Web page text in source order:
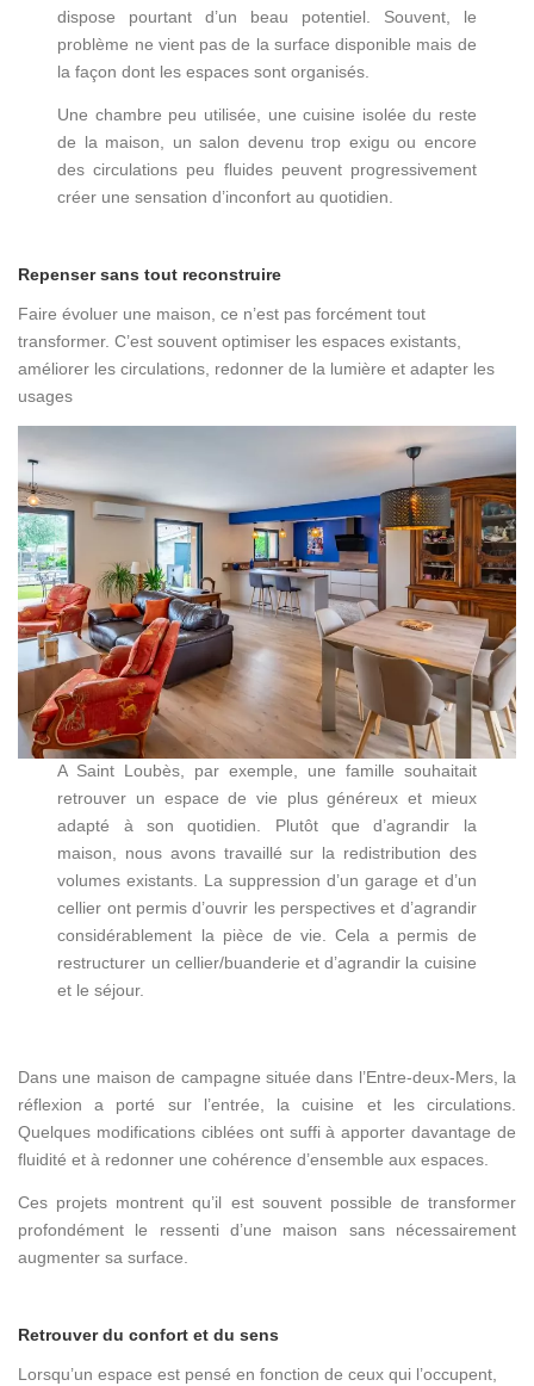
dispose pourtant d’un beau potentiel. Souvent, le
problème ne vient pas de la surface disponible mais de
la façon dont les espaces sont organisés.
Une chambre peu utilisée, une cuisine isolée du reste
de la maison, un salon devenu trop exigu ou encore
des circulations peu fluides peuvent progressivement
créer une sensation d’inconfort au quotidien.
Repenser sans tout reconstruire
Faire évoluer une maison, ce n’est pas forcément tout
transformer. C’est souvent optimiser les espaces existants,
améliorer les circulations, redonner de la lumière et adapter les
usages
A Saint Loubès, par exemple, une famille souhaitait
retrouver un espace de vie plus généreux et mieux
adapté à son quotidien. Plutôt que d’agrandir la
maison, nous avons travaillé sur la redistribution des
volumes existants. La suppression d’un garage et d’un
cellier ont permis d’ouvrir les perspectives et d’agrandir
considérablement la pièce de vie. Cela a permis de
restructurer un cellier/buanderie et d’agrandir la cuisine
et le séjour.
Dans une maison de campagne située dans l’Entre-deux-Mers, la
réflexion a porté sur l’entrée, la cuisine et les circulations.
Quelques modifications ciblées ont suffi à apporter davantage de
fluidité et à redonner une cohérence d’ensemble aux espaces.
Ces projets montrent qu’il est souvent possible de transformer
profondément le ressenti d’une maison sans nécessairement
augmenter sa surface.
Retrouver du confort et du sens
Lorsqu’un espace est pensé en fonction de ceux qui l’occupent,